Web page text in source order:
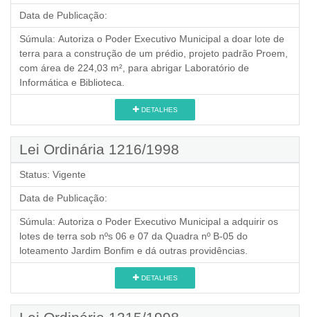
Data de Publicação:
Súmula: Autoriza o Poder Executivo Municipal a doar lote de
terra para a construção de um prédio, projeto padrão Proem,
com área de 224,03 m², para abrigar Laboratório de
Informática e Biblioteca.
DETALHES
Lei Ordinária 1216/1998
Status: Vigente
Data de Publicação:
Súmula: Autoriza o Poder Executivo Municipal a adquirir os
lotes de terra sob nºs 06 e 07 da Quadra nº B-05 do
loteamento Jardim Bonfim e dá outras providências.
DETALHES